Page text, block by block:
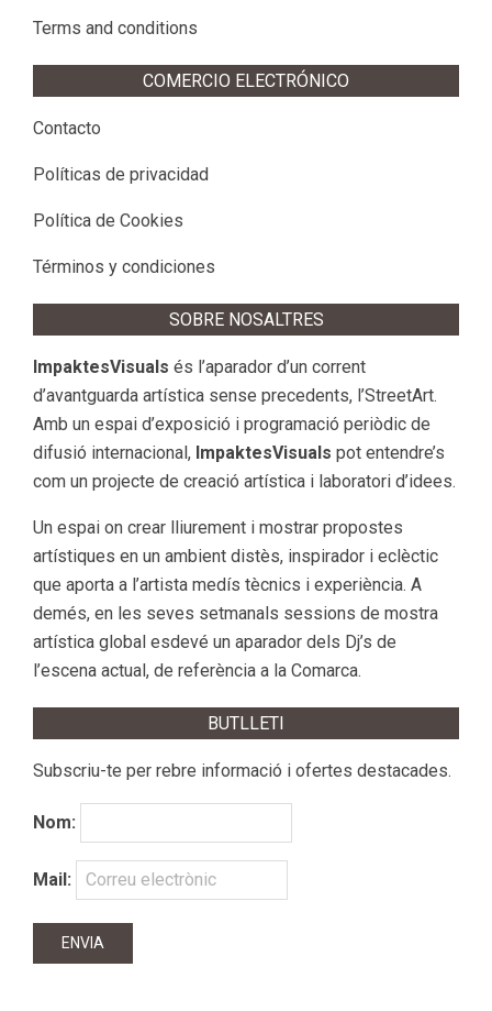
Terms and conditions
COMERCIO ELECTRÓNICO
Contacto
Políticas de privacidad
Política de Cookies
Términos y condiciones
SOBRE NOSALTRES
ImpaktesVisuals és l’aparador d’un corrent
d’avantguarda artística sense precedents, l’StreetArt.
Amb un espai d’exposició i programació periòdic de
difusió internacional, ImpaktesVisuals pot entendre’s
com un projecte de creació artística i laboratori d’idees.
Un espai on crear lliurement i mostrar propostes
artístiques en un ambient distès, inspirador i eclèctic
que aporta a l’artista medís tècnics i experiència. A
demés, en les seves setmanals sessions de mostra
artística global esdevé un aparador dels Dj’s de
l’escena actual, de referència a la Comarca.
BUTLLETI
Subscriu-te per rebre informació i ofertes destacades.
Nom:
Mail: